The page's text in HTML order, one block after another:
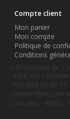
Compte client
Mon panier
Mon compte
Politique de
Conditions
Informations de
445B rue
Lun.-ven. · 8h30 -